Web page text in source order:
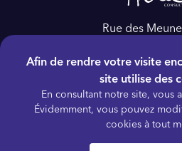
Rue des
Belgique
Tél :+32 4
E-mail :
Afin de rendre votre visite
site utilise des
En consultant notre site, vous
Évidemment, vous pouvez
cookies à tout